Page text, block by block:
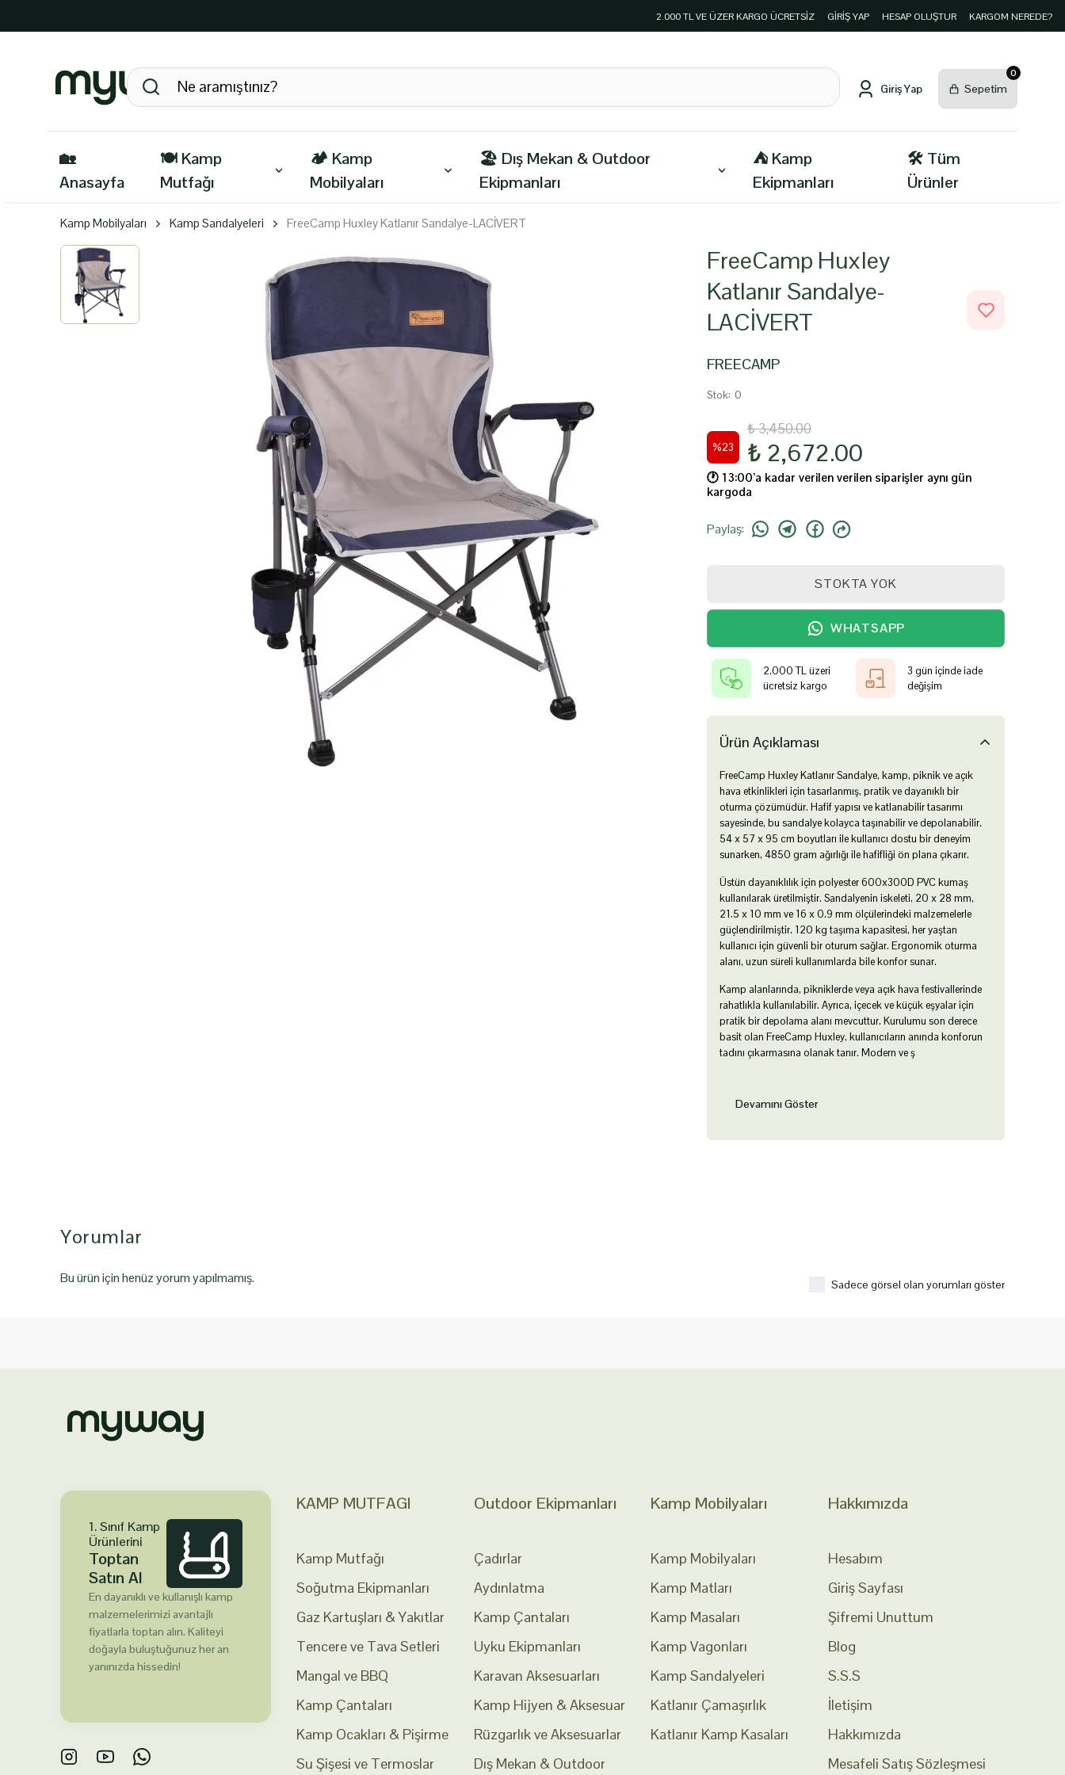
2.000 TL VE ÜZER KARGO ÜCRETSİZ GIRIŞ YAP HESAP OLUŞTUR KARGOM NEREDE?
🏡
Anasayfa
🍽️ Kamp
Mutfağı
🏕️ Kamp
Mobilyaları
🏖️ Dış Mekan & Outdoor
Ekipmanları
⛺ Kamp
Ekipmanları
🛠️ Tüm
Ürünler
0
Kamp Mobilyaları Kamp Sandalyeleri FreeCamp Huxley Katlanır Sandalye-LACİVERT
FreeCamp Huxley
Katlanır Sandalye-
LACİVERT
FREECAMP
Stok: 0
%23
₺ 3,450.00
₺ 2,672.00
🕐️ 13:00’a kadar verilen verilen siparişler aynı gün
kargoda
Paylaş:
STOKTA YOK
WHATSAPP
2.000 TL üzeri
ücretsiz kargo
3 gün içinde iade
değişim
Ürün Açıklaması
FreeCamp Huxley Katlanır Sandalye, kamp, piknik ve açık
hava etkinlikleri için tasarlanmış, pratik ve dayanıklı bir
oturma çözümüdür. Hafif yapısı ve katlanabilir tasarımı
sayesinde, bu sandalye kolayca taşınabilir ve depolanabilir.
54 x 57 x 95 cm boyutları ile kullanıcı dostu bir deneyim
sunarken, 4850 gram ağırlığı ile hafifliği ön plana çıkarır.
Üstün dayanıklılık için polyester 600x300D PVC kumaş
kullanılarak üretilmiştir. Sandalyenin iskeleti, 20 x 28 mm,
21.5 x 10 mm ve 16 x 0.9 mm ölçülerindeki malzemelerle
güçlendirilmiştir. 120 kg taşıma kapasitesi, her yaştan
kullanıcı için güvenli bir oturum sağlar. Ergonomik oturma
alanı, uzun süreli kullanımlarda bile konfor sunar.
Kamp alanlarında, pikniklerde veya açık hava festivallerinde
rahatlıkla kullanılabilir. Ayrıca, içecek ve küçük eşyalar için
pratik bir depolama alanı mevcuttur. Kurulumu son derece
basit olan FreeCamp Huxley, kullanıcıların anında konforun
tadını çıkarmasına olanak tanır. Modern ve ş
Devamını Göster
Yorumlar
Bu ürün için henüz yorum yapılmamış. Sadece görsel olan yorumları göster
KAMP MUTFAGI
Kamp Mutfağı
Soğutma Ekipmanları
Gaz Kartuşları & Yakıtlar
Tencere ve Tava Setleri
Mangal ve BBQ
Kamp Çantaları
Kamp Ocakları & Pişirme
Su Şişesi ve Termoslar
Outdoor Ekipmanları
Çadırlar
Aydınlatma
Kamp Çantaları
Uyku Ekipmanları
Karavan Aksesuarları
Kamp Hijyen & Aksesuar
Rüzgarlık ve Aksesuarlar
Dış Mekan & Outdoor
Kamp Mobilyaları
Kamp Mobilyaları
Kamp Matları
Kamp Masaları
Kamp Vagonları
Kamp Sandalyeleri
Katlanır Çamaşırlık
Katlanır Kamp Kasaları
Hakkımızda
Hesabım
Giriş Sayfası
Şifremi Unuttum
Blog
S.S.S
İletişim
Hakkımızda
Mesafeli Satış Sözleşmesi
1. Sınıf Kamp
Ürünlerini
Toptan
Satın Al
En dayanıklı ve kullanışlı kamp
malzemelerimizi avantajlı
fiyatlarla toptan alın. Kaliteyi
doğayla buluştuğunuz her an
yanınızda hissedin!